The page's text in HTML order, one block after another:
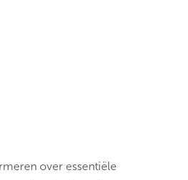
over essentiële